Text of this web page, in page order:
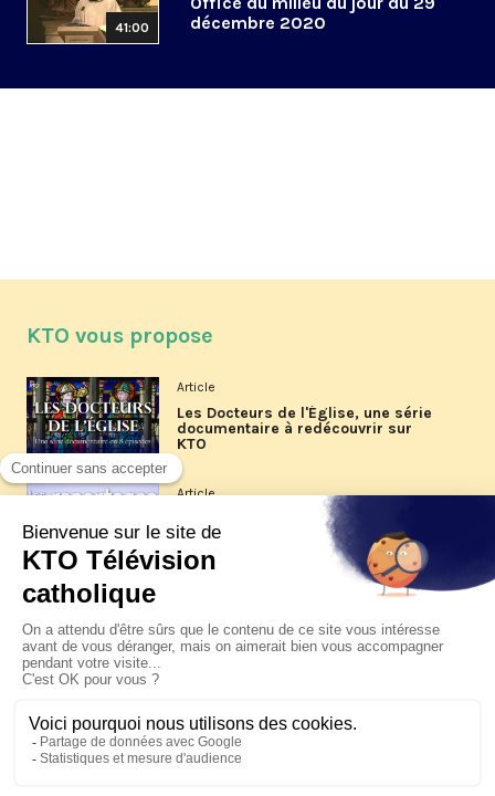
41:00
décembre 2020
KTO vous propose
Article
Les Docteurs de l'Église, une série
documentaire à redécouvrir sur
KTO
Article
Les reportages d'été 2026 de KTO
La visite pastorale du pape Léon
XIV à Assise à suivre sur KTO le
jeudi 6 août
Le pape en Uruguay, Argentine et
Pérou du 6 au 17 novembre 2026